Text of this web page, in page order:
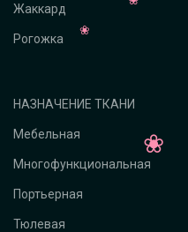
Жаккард
Рогожка
НАЗНАЧЕНИЕ ТКАНИ
Мебельная
Многофункциональная
Портьерная
Тюлевая